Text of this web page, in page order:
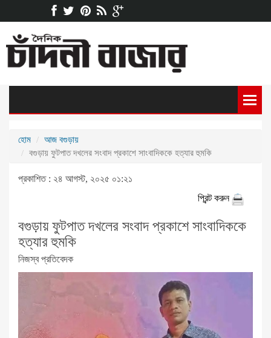
হোম
আজ বগুড়ায়
বগুড়ায় ফুটপাত দখলের সংবাদ প্রকাশে সাংবাদিককে হত্যার হুমকি
প্রকাশিত : ২৪ আগস্ট, ২০২৫ ০১:২১
প্রিন্ট করুন
বগুড়ায় ফুটপাত দখলের সংবাদ প্রকাশে সাংবাদিককে
হত্যার হুমকি
নিজস্ব প্রতিবেদক